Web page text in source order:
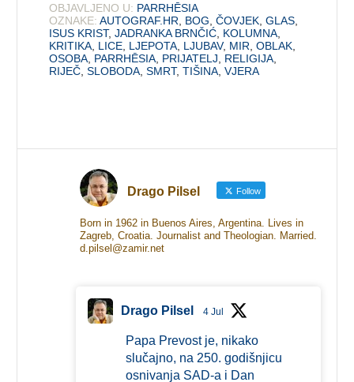
OBJAVLJENO U: PARRHĒSIA
OZNAKE: AUTOGRAF.HR BOG ,ČOVJEK ,GLAS
ISUS KRIST,JADRANKA BRNČIĆ KOLUMNA
KRITIKA LICE LJEPOTA LJUBAV, MIR ,OBLAK
OSOBA PARRHĒSIA PRIJATELJ RELIGIJA
RIJEČ ,SLOBODA ,SMRT,TIŠINA ,VJERA
Drago Pilsel Follow
Born in 1962 in Buenos Aires, Argentina. Lives in
Zagreb, Croatia. Journalist and Theologian. Married.
d.pilsel@zamir.net
Drago Pilsel 4 Jul
Papa Prevost je, nikako
slučajno, na 250. godišnjicu
osnivanja SAD-a i Dan